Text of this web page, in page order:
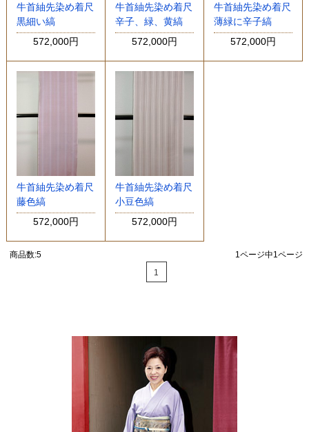
牛首紬先染め着尺
黒細い縞
572,000円
牛首紬先染め着尺
辛子、緑、黄縞
572,000円
牛首紬先染め着尺
薄緑に辛子縞
572,000円
牛首紬先染め着尺
藤色縞
572,000円
牛首紬先染め着尺
小豆色縞
572,000円
商品数:5
1ページ中1ページ
1